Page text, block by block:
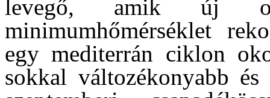
levegő, amik új
minimumhőmérséklet
egy mediterrán ciklon
sokkal változékonyabb és